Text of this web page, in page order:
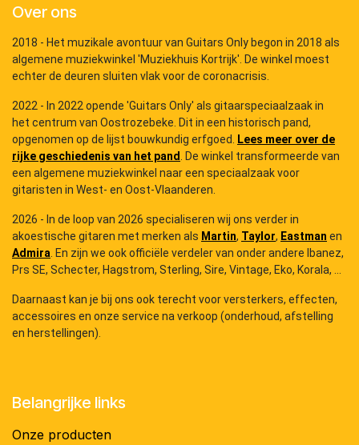
Over ons
2018 - Het muzikale avontuur van Guitars Only begon in 2018 als
algemene muziekwinkel 'Muziekhuis Kortrijk'. De winkel moest
echter de deuren sluiten vlak voor de coronacrisis.
2022 - In 2022 opende 'Guitars Only' als gitaarspeciaalzaak in
het centrum van Oostrozebeke. Dit in een historisch pand,
opgenomen op de lijst bouwkundig erfgoed.
Lees meer over de
rijke geschiedenis van het pand
. De winkel transformeerde van
een algemene muziekwinkel naar een speciaalzaak voor
gitaristen in West- en Oost-Vlaanderen.
2026 - In de loop van 2026 specialiseren wij ons verder in
akoestische gitaren met merken als Martin, Taylor, Eastman en
Admira . En zijn we ook officiële verdeler van onder andere Ibanez,
Prs SE, Schecter, Hagstrom, Sterling, Sire, Vintage, Eko, Korala, ...
Daarnaast kan je bij ons ook terecht voor versterkers, effecten,
accessoires en onze service na verkoop (onderhoud, afstelling
en herstellingen).
Belangrijke links
Onze producten